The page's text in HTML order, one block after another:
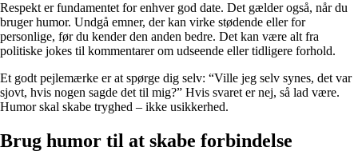
Respekt er fundamentet for enhver god date. Det gælder også, når du
bruger humor. Undgå emner, der kan virke stødende eller for
personlige, før du kender den anden bedre. Det kan være alt fra
politiske jokes til kommentarer om udseende eller tidligere forhold.
Et godt pejlemærke er at spørge dig selv: “Ville jeg selv synes, det var
sjovt, hvis nogen sagde det til mig?” Hvis svaret er nej, så lad være.
Humor skal skabe tryghed – ikke usikkerhed.
Brug humor til at skabe forbindelse